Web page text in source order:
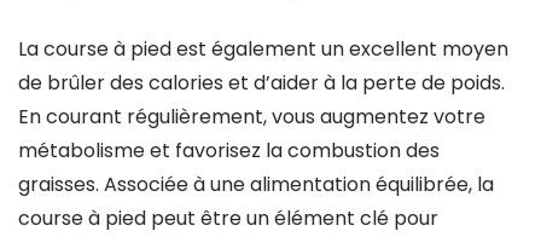
La course à pied est également un excellent moyen
de brûler des calories et d’aider à la perte de poids.
En courant régulièrement, vous augmentez votre
métabolisme et favorisez la combustion des
graisses. Associée à une alimentation équilibrée, la
course à pied peut être un élément clé pour